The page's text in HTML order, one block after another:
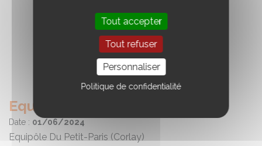
Equibreizh
Date : 01/06/2024
Equipôle Du Petit-Paris (Corlay)
Tout accepter
Tout refuser
Personnaliser
Politique de confidentialité